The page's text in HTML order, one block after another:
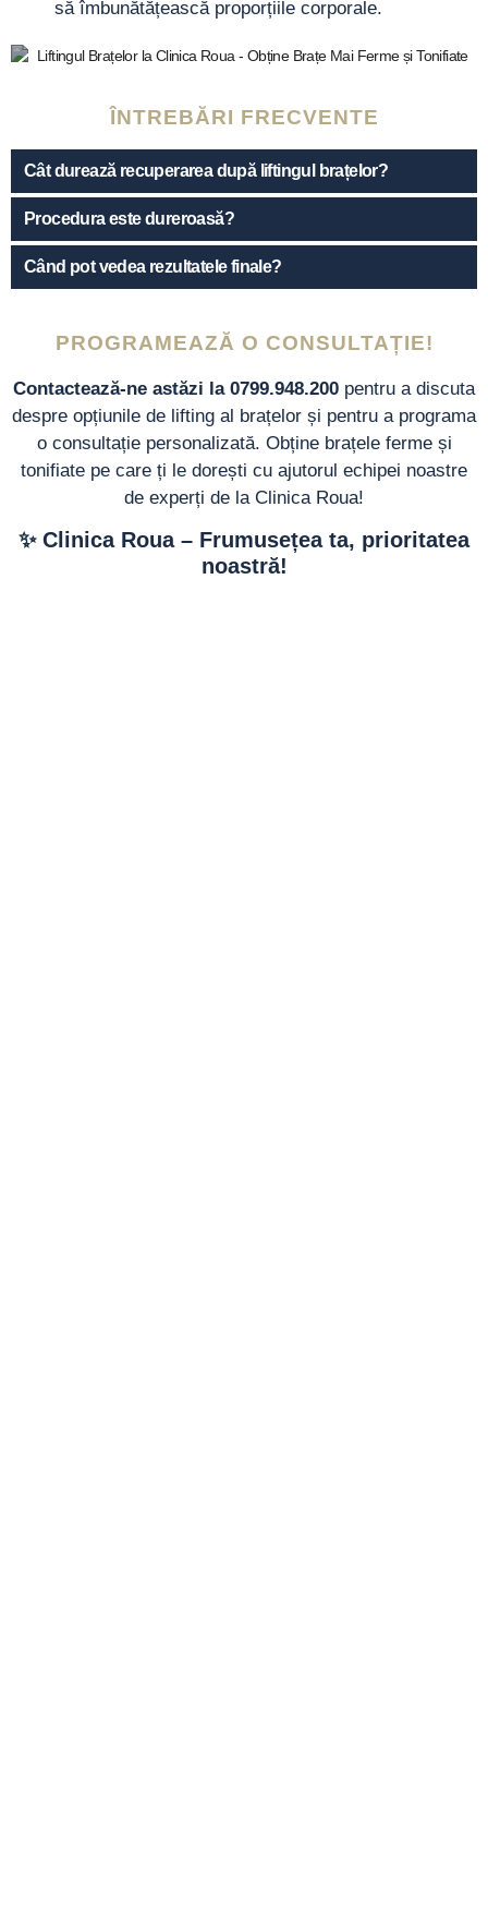
să îmbunătățească proporțiile corporale.
ÎNTREBĂRI FRECVENTE
Cât durează recuperarea după liftingul brațelor?
Procedura este dureroasă?
Când pot vedea rezultatele finale?
PROGRAMEAZĂ O CONSULTAȚIE!
Contactează-ne astăzi la 0799.948.200 pentru a discuta
despre opțiunile de lifting al brațelor și pentru a programa
o consultație personalizată. Obține brațele ferme și
tonifiate pe care ți le dorești cu ajutorul echipei noastre
de experți de la Clinica Roua!
✨ Clinica Roua – Frumusețea ta, prioritatea
noastră!